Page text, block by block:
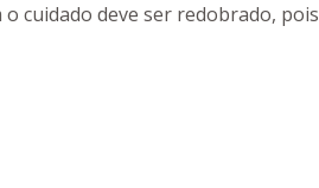
cuidado deve ser redobrado,